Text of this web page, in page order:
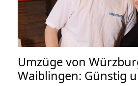
Umzüge von
Waiblingen: Günstig